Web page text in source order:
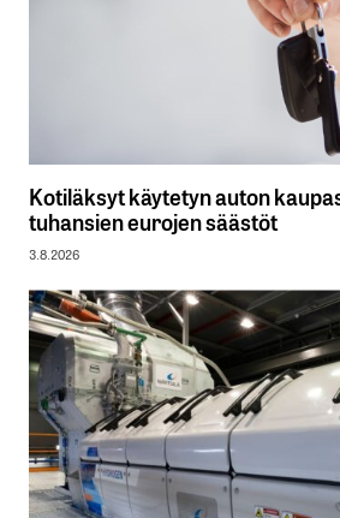
Kotiläksyt käytetyn auton
tuhansien eurojen säästöt
3.8.2026